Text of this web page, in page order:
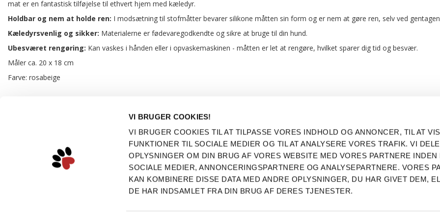
VI BRUGER COOKIES!
VI BRUGER COOKIES TIL AT TILPASSE VORES INDHOLD OG ANNONCER, TIL AT
FUNKTIONER TIL SOCIALE MEDIER OG TIL AT ANALYSERE VORES TRAFIK. VI
OPLYSNINGER OM DIN BRUG AF VORES WEBSITE MED VORES PARTNERE INDEN
SOCIALE MEDIER, ANNONCERINGSPARTNERE OG ANALYSEPARTNERE. VORES
KAN KOMBINERE DISSE DATA MED ANDRE OPLYSNINGER, DU HAR GIVET DEM,
DE HAR INDSAMLET FRA DIN BRUG AF DERES TJENESTER.
mat er en fantastisk tilføjelse til ethvert hjem med kæledyr.
Holdbar og nem at holde ren: I modsætning til stofmåtter bevarer silikone måtten sin form og er nem at gøre ren, selv ved
Kæledyrsvenlig og sikker: Materialerne er fødevaregodkendte og sikre at bruge til din hund.
Ubesværet rengøring: Kan vaskes i hånden eller i opvaskemaskinen - måtten er let at rengøre, hvilket sparer dig tid og besvær.
Måler ca. 20 x 18 cm
Farve: rosabeige
Sepstrupvej 13
Min konto
Adressebog
Ønskeliste
Ordrehistorik
Nyhedsbrev
SOCIALE MEDIER
Fortrolighed
Levering og
Om mig